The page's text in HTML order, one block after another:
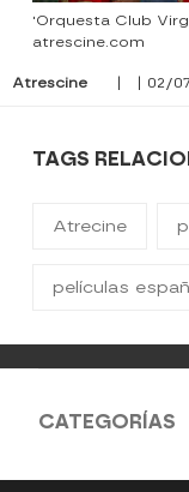
'Orquesta Club
atrescine.com
Atrescine | | 02/
TAGS
Atrecine
películas
CATEGORÍAS
Nuestros